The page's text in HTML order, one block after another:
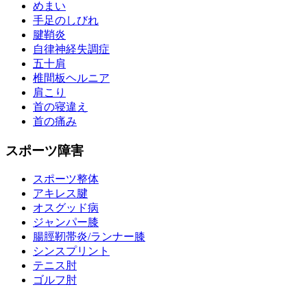
めまい
手足のしびれ
腱鞘炎
自律神経失調症
五十肩
椎間板ヘルニア
肩こり
首の寝違え
首の痛み
スポーツ障害
スポーツ整体
アキレス腱
オスグッド病
ジャンパー膝
腸脛靭帯炎/ランナー膝
シンスプリント
テニス肘
ゴルフ肘